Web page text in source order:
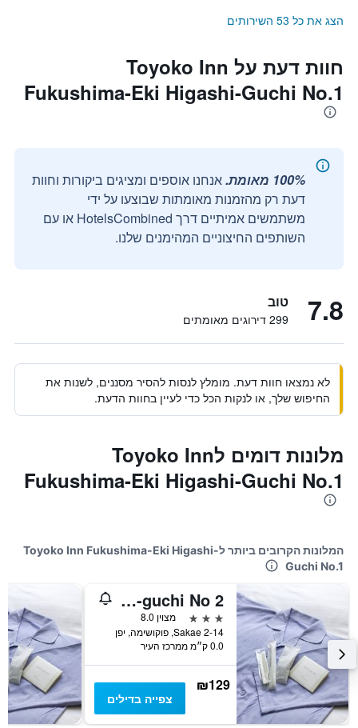
הצג את כל 53 השירותים
חוות דעת על Toyoko Inn
Fukushima-Eki Higashi-Guchi No.1
100% מאומת.
אנחנו אוספים ומציגים ביקורות וחוות
דעת רק מהזמנות מאומתות שבוצעו על ידי
משתמשים אמיתיים דרך HotelsCombined או עם
השותפים החיצוניים המהימנים שלנו.
7.8 טוב
299 דירוגים מאומתים
לא נמצאו חוות דעת. מומלץ לנסות להסיר מסננים, לשנות את
החיפוש שלך, או לנקות הכל כדי לעיין בחוות הדעת.
מלונות דומים לToyoko Inn
Fukushima-Eki Higashi-Guchi No.1
המלונות הקרובים ביותר לToyoko Inn Fukushima-Eki Higashi-
Guchi No.1
Toyoko Inn Fukushima-eki Higashi-guchi No 2
3 כוכבים
מצוין 8.0
Sakae 2-14, פוקושימה, יפן
0.0 ק״מ ממרכז העיר
₪129
צפייה בדילים